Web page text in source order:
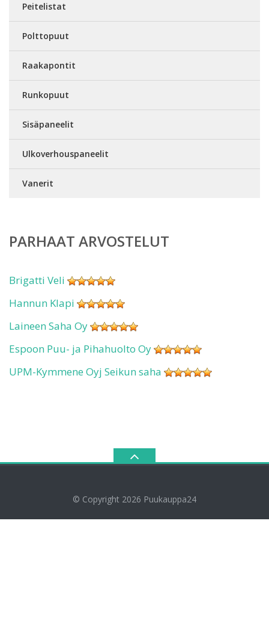
Peitelistat
Polttopuut
Raakapontit
Runkopuut
Sisäpaneelit
Ulkoverhouspaneelit
Vanerit
PARHAAT ARVOSTELUT
Brigatti Veli
Hannun Klapi
Laineen Saha Oy
Espoon Puu- ja Pihahuolto Oy
UPM-Kymmene Oyj Seikun saha
© Copyright 2026 Puukauppa24